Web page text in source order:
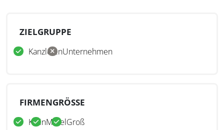
ZIELGRUPPE
KanzleienUnternehmen
FIRMENGRÖSSE
KleinMittelGroß